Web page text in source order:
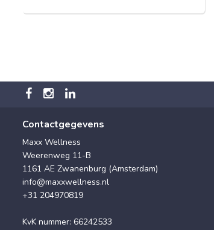
Contactgegevens
Maxx Wellness
Weerenweg 11-B
1161 AE Zwanenburg (Amsterdam)
info@maxxwellness.nl
+31 204970819
KvK nummer: 66242533